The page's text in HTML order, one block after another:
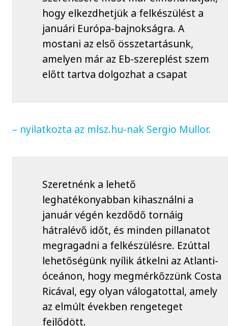
hogy elkezdhetjük a felkészülést a
januári Európa-bajnokságra. A
mostani az első összetartásunk,
amelyen már az Eb-szereplést szem
előtt tartva dolgozhat a csapat
– nyilatkozta az mlsz.hu-nak Sergio Mullor.
Szeretnénk a lehető
leghatékonyabban kihasználni a
január végén kezdődő tornáig
hátralévő időt, és minden pillanatot
megragadni a felkészülésre. Ezúttal
lehetőségünk nyílik átkelni az Atlanti-
óceánon, hogy megmérkőzzünk Costa
Ricával, egy olyan válogatottal, amely
az elmúlt években rengeteget
fejlődött.